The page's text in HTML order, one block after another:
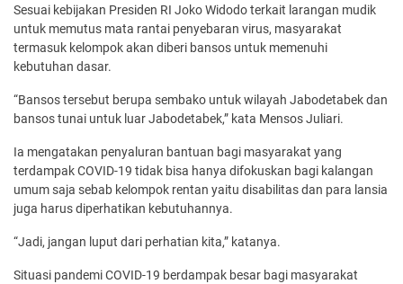
Sesuai kebijakan Presiden RI Joko Widodo terkait larangan mudik
untuk memutus mata rantai penyebaran virus, masyarakat
termasuk kelompok akan diberi bansos untuk memenuhi
kebutuhan dasar.
“Bansos tersebut berupa sembako untuk wilayah Jabodetabek dan
bansos tunai untuk luar Jabodetabek,” kata Mensos Juliari.
Ia mengatakan penyaluran bantuan bagi masyarakat yang
terdampak COVID-19 tidak bisa hanya difokuskan bagi kalangan
umum saja sebab kelompok rentan yaitu disabilitas dan para lansia
juga harus diperhatikan kebutuhannya.
“Jadi, jangan luput dari perhatian kita,” katanya.
Situasi pandemi COVID-19 berdampak besar bagi masyarakat